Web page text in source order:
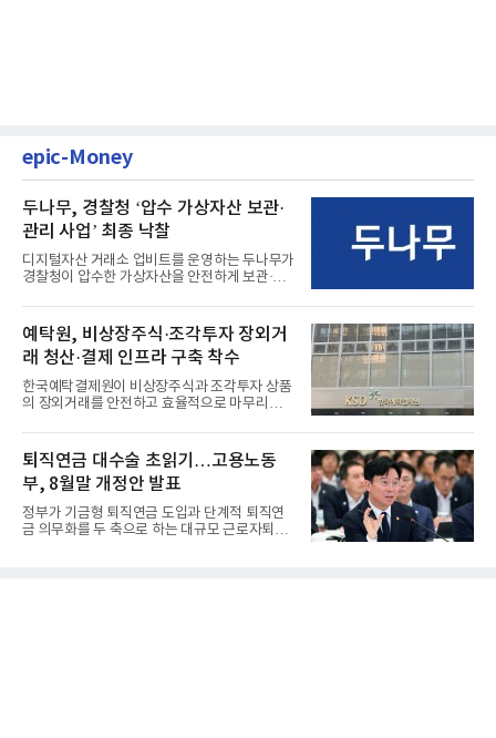
epic-Money
두나무, 경찰청 ‘압수 가상자산 보관·
관리 사업’ 최종 낙찰
디지털자산 거래소 업비트를 운영하는 두나무가
경찰청이 압수한 가상자산을 안전하게 보관·관
예탁원, 비상장주식·조각투자 장외거
래 청산·결제 인프라 구축 착수
한국예탁결제원이 비상장주식과 조각투자 상품
의 장외거래를 안전하고 효율적으로 마무리하기
퇴직연금 대수술 초읽기…고용노동
부, 8월말 개정안 발표
정부가 기금형 퇴직연금 도입과 단계적 퇴직연
금 의무화를 두 축으로 하는 대규모 근로자퇴직